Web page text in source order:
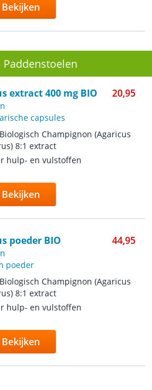
Bekijken
Paddenstoelen
extract 400 mg BIO 20,95
capsules
Champignon (Agaricus
8:1 extract
hulp- en vulstoffen
Bekijken
poeder BIO 44,95
poeder
Champignon (Agaricus
8:1 extract
hulp- en vulstoffen
Bekijken